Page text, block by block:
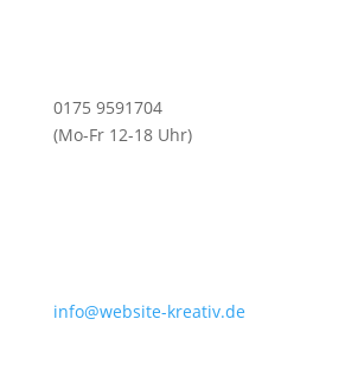
0175 9591704
(Mo-Fr 12-18 Uhr)
info@website-kreativ.de